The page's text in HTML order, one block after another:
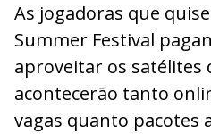
As jogadoras que
Summer Festival
aproveitar os satélites
acontecerão tanto
vagas quanto pacotes